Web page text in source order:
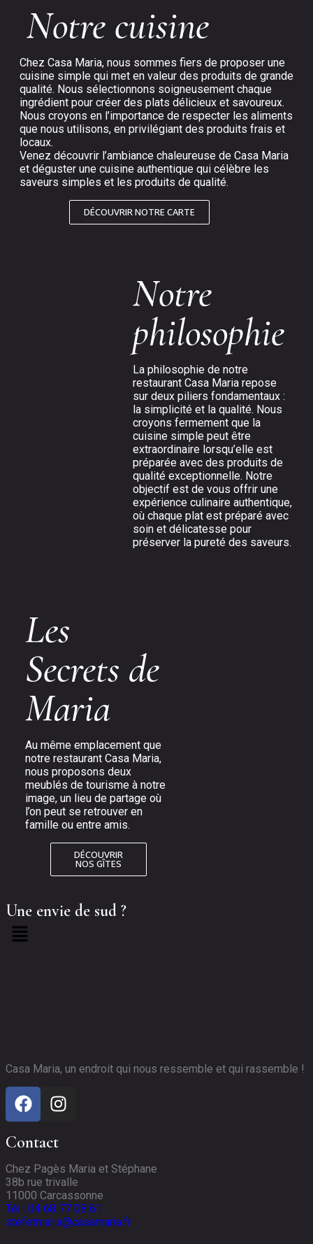
Notre cuisine
Chez Casa Maria, nous sommes fiers de proposer une
cuisine simple qui met en valeur des produits de grande
qualité. Nous sélectionnons soigneusement chaque
ingrédient pour créer des plats délicieux et savoureux.
Nous croyons en l’importance de respecter les aliments
que nous utilisons, en privilégiant des produits frais et
locaux.
Venez découvrir l’ambiance chaleureuse de Casa Maria
et déguster une cuisine authentique qui célèbre les
saveurs simples et les produits de qualité.
DÉCOUVRIR NOTRE CARTE
Notre
philosophie
La philosophie de notre
restaurant Casa Maria repose
sur deux piliers fondamentaux :
la simplicité et la qualité. Nous
croyons fermement que la
cuisine simple peut être
extraordinaire lorsqu’elle est
préparée avec des produits de
qualité exceptionnelle. Notre
objectif est de vous offrir une
expérience culinaire authentique,
où chaque plat est préparé avec
soin et délicatesse pour
préserver la pureté des saveurs.
Les
Secrets de
Maria
Au même emplacement que
notre restaurant Casa Maria,
nous proposons deux
meublés de tourisme à notre
image, un lieu de partage où
l’on peut se retrouver en
famille ou entre amis.
DÉCOUVRIR
NOS GÎTES
Une envie de sud ?
Casa Maria, un endroit qui nous ressemble et qui rassemble !
Contact
Chez Pagès Maria et Stéphane
38b rue trivalle
11000 Carcassonne
Tél : 04 68 77 08 61
stefetmaria@casamaria.fr